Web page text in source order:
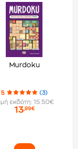
Murdoku
5
(3)
εκδότη: 15.50€
13,99€